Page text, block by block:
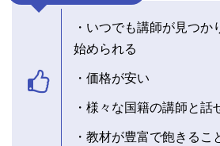
・いつでも講師が見つ
始められる
・価格が安い
・様々な国籍の講師と話
・教材が豊富で飽きるこ